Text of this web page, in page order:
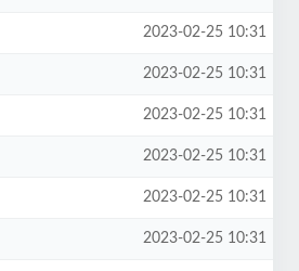
2023-02-25 10:31
2023-02-25 10:31
2023-02-25 10:31
2023-02-25 10:31
2023-02-25 10:31
2023-02-25 10:31